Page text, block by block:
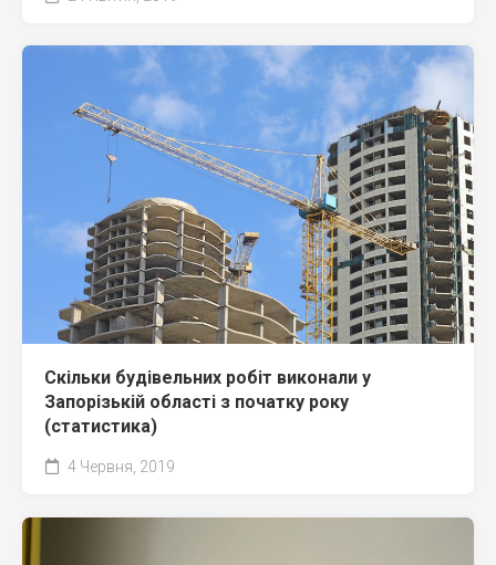
Скільки будівельних робіт виконали у
Запорізькій області з початку року
(статистика)
4 Червня, 2019